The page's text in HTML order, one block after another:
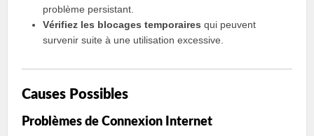
problème persistant.
Vérifiez les blocages temporaires qui peuvent
survenir suite à une utilisation excessive.
Causes Possibles
Problèmes de Connexion Internet